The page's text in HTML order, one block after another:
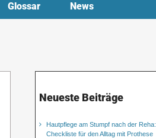
Glossar News
Neueste Beiträge
Hautpflege am Stumpf nach der Reha:
Checkliste für den Alltag mit Prothese